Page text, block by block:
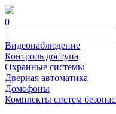
0
Видеонаблюдение
Контроль доступа
Охранные системы
Дверная автоматика
Домофоны
Комплекты систем